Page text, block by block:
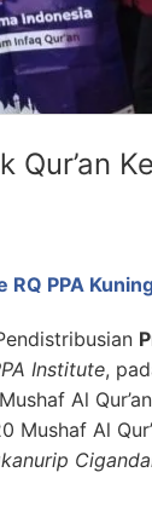
RQ PPA
Institute,
Al
Mushaf Al